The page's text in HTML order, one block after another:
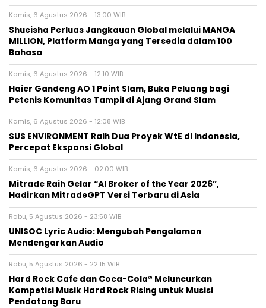
Kamis, 6 Agustus 2026 - 13:00 WIB
Shueisha Perluas Jangkauan Global melalui MANGA
MILLION, Platform Manga yang Tersedia dalam 100
Bahasa
Kamis, 6 Agustus 2026 - 12:10 WIB
Haier Gandeng AO 1 Point Slam, Buka Peluang bagi
Petenis Komunitas Tampil di Ajang Grand Slam
Kamis, 6 Agustus 2026 - 12:08 WIB
SUS ENVIRONMENT Raih Dua Proyek WtE di Indonesia,
Percepat Ekspansi Global
Kamis, 6 Agustus 2026 - 02:00 WIB
Mitrade Raih Gelar “AI Broker of the Year 2026”,
Hadirkan MitradeGPT Versi Terbaru di Asia
Rabu, 5 Agustus 2026 - 23:58 WIB
UNISOC Lyric Audio: Mengubah Pengalaman
Mendengarkan Audio
Rabu, 5 Agustus 2026 - 22:15 WIB
Hard Rock Cafe dan Coca-Cola® Meluncurkan
Kompetisi Musik Hard Rock Rising untuk Musisi
Pendatang Baru